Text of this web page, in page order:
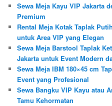
Sewa Meja Kayu VIP Jakarta
Premium
Rental Meja Kotak Taplak
untuk Area VIP yang Elegan
Sewa Meja Barstool Taplak
Jakarta untuk Event Modern
Sewa Meja IBM 180×45 cm
Event yang Profesional
Sewa Bangku VIP Kayu atau
Tamu Kehormatan